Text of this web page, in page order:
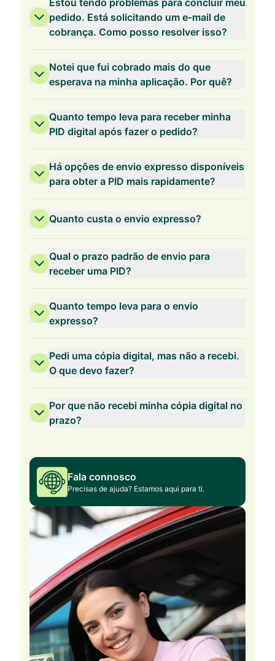
Estou tendo problemas para concluir meu
pedido. Está solicitando um e-mail de
cobrança. Como posso resolver isso?
Notei que fui cobrado mais do que
esperava na minha aplicação. Por quê?
Quanto tempo leva para receber minha
PID digital após fazer o pedido?
Há opções de envio expresso disponíveis
para obter a PID mais rapidamente?
Quanto custa o envio expresso?
Qual o prazo padrão de envio para
receber uma PID?
Quanto tempo leva para o envio
expresso?
Pedi uma cópia digital, mas não a recebi.
O que devo fazer?
Por que não recebi minha cópia digital no
prazo?
Fala connosco
Precisas de ajuda? Estamos aqui para ti.